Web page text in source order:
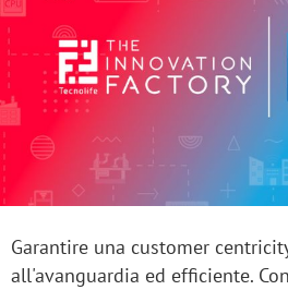
Garantire una customer
all'avanguardia ed efficiente.